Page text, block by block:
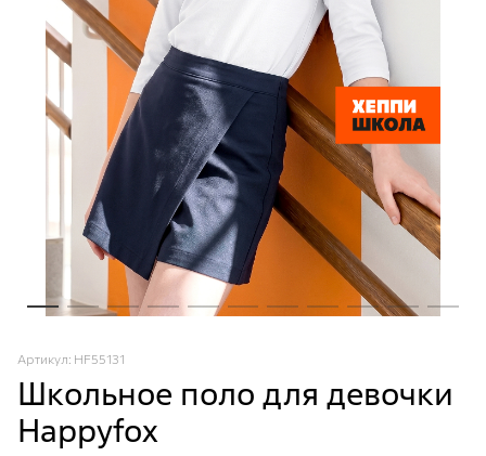
Артикул: HF55131
Школьное поло для девочки
Happyfox